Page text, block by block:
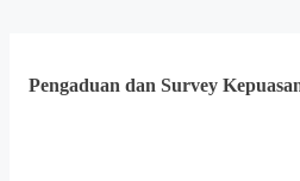
Pengaduan dan Survey